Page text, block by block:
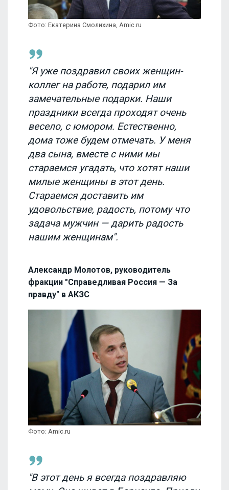
Фото: Екатерина Смолихина, Amic.ru
"Я уже поздравил своих женщин-
коллег на работе, подарил им
замечательные подарки. Наши
праздники всегда проходят очень
весело, с юмором. Естественно,
дома тоже будем отмечать. У меня
два сына, вместе с ними мы
стараемся угадать, что хотят наши
милые женщины в этот день.
Стараемся доставить им
удовольствие, радость, потому что
задача мужчин — дарить радость
нашим женщинам".
Александр Молотов, руководитель
фракции "Справедливая Россия — За
правду" в АКЗС
Фото: Amic.ru
"В этот день я всегда поздравляю